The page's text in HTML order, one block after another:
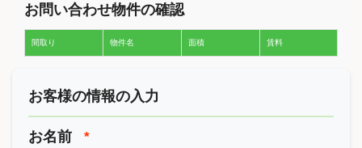
お問い合わせ物件の確認
間取り 物件名 面積 賃料
お客様の情報の入力
お名前 *